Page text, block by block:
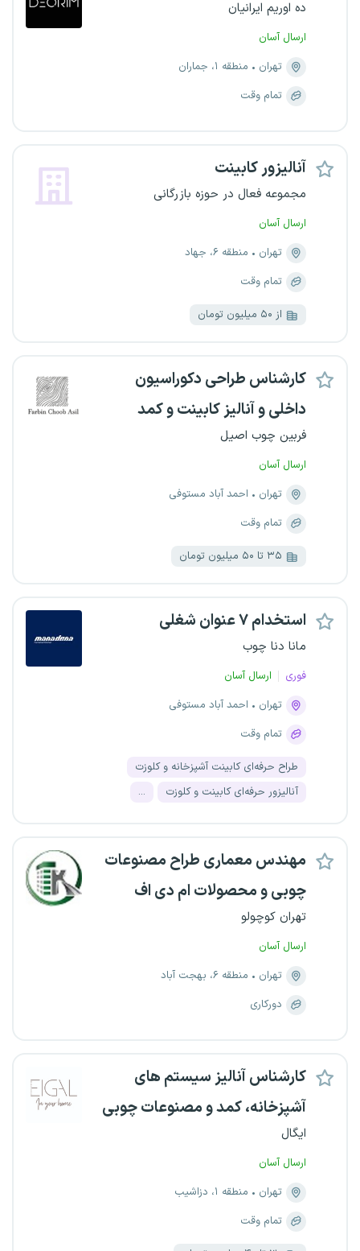
ده اوریم ایرانیان
ارسال آسان
تهران
منطقه ۱، جماران
تمام وقت
آنالیزور کابینت
مجموعه فعال در حوزه بازرگانی
ارسال آسان
تهران
منطقه ۶، جهاد
تمام وقت
از ۵۰ میلیون تومان
کارشناس طراحی دکوراسیون
داخلی و آنالیز کابینت و کمد
فربین چوب اصیل
ارسال آسان
تهران
احمد آباد مستوفی
تمام وقت
۳۵ تا ۵۰ میلیون تومان
استخدام ۷ عنوان شغلی
مانا دنا چوب
فوری
ارسال آسان
تهران
احمد آباد مستوفی
تمام وقت
طراح حرفه‌ای کابینت آشپزخانه و کلوزت
آنالیزور حرفه‌ای کابینت و کلوزت
...
مهندس معماری طراح مصنوعات
چوبی و محصولات ام دی اف
تهران کوچولو
ارسال آسان
تهران
منطقه ۶، بهجت آباد
دورکاری
کارشناس آنالیز سیستم های
آشپزخانه، کمد و مصنوعات چوبی
ایگال
ارسال آسان
تهران
منطقه ۱، دزاشیب
تمام وقت